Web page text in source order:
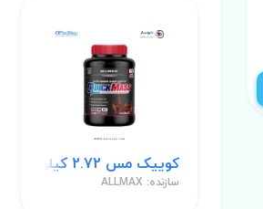
کوییک مس 2.72 کیلوگرم طعم شکلات پودر
سازنده: ALLMAX